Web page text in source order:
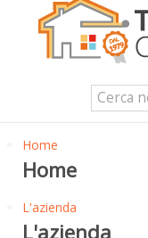
Isolanti
Isolanti Acustici
Porte e
Home
Home
L'azienda
L'azienda